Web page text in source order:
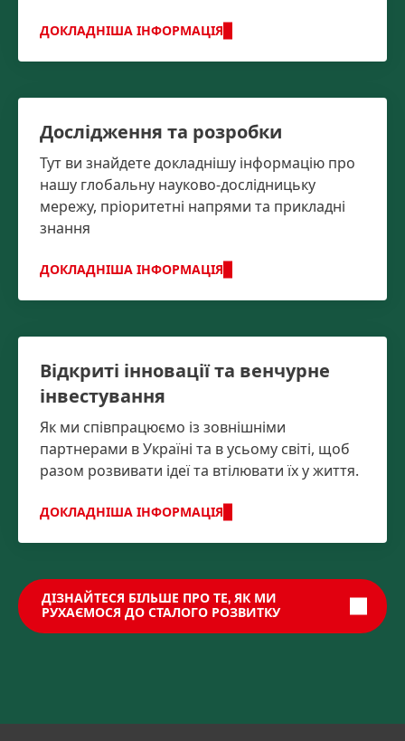
ДОКЛАДНІША ІНФОРМАЦІЯ
Дослідження та розробки
Тут ви знайдете докладнішу інформацію про
нашу глобальну науково-дослідницьку
мережу, пріоритетні напрями та прикладні
знання
ДОКЛАДНІША ІНФОРМАЦІЯ
Відкриті інновації та венчурне
інвестування
Як ми співпрацюємо із зовнішніми
партнерами в Україні та в усьому світі, щоб
разом розвивати ідеї та втілювати їх у життя.
ДОКЛАДНІША ІНФОРМАЦІЯ
ДІЗНАЙТЕСЯ БІЛЬШЕ ПРО ТЕ, ЯК МИ
РУХАЄМОСЯ ДО СТАЛОГО РОЗВИТКУ